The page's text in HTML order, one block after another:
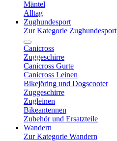
Mäntel
Alltag
Zughundesport
Zur Kategorie Zughundesport
Canicross
Zuggeschirre
Canicross Gurte
Canicross Leinen
Bikejöring und Dogscooter
Zuggeschirre
Zugleinen
Bikeantennen
Zubehör und Ersatzteile
Wandern
Zur Kategorie Wandern